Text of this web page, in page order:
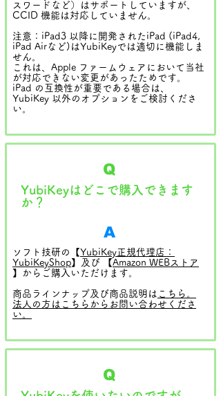
スワードなど）はサポートしていますが、
CCID 機能は対応していません。
注意：iPad3 以降に開発されたiPad (iPad4,
iPad Airなど)はYubiKeyでは適切に機能しま
せん。
これは、Apple ファームウェアにおいて当社
が対応できない変更があったためです。
iPad の互換性が重要である場合は、
YubiKey 以外のオプションをご検討くださ
い。
Q
YubiKeyはどこで購入できます
か？
A
ソフト技研の【YubiKey正規代理店：
YubiKeyShop】及び 【Amazon WEBストア
】からご購入いただけます。
商品ラインナップ及び商品説明は こちら。
法人の方はこちらからお問い合わせくださ
い。
Q